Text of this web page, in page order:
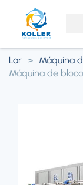
Lar > Máquina
Máquina de